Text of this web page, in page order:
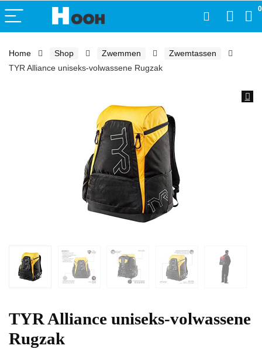
0
Home Shop Zwemmen
Zwemtassen
TYR Alliance uniseks-volwassene Rugzak
TYR Alliance uniseks-volwassene
Rugzak